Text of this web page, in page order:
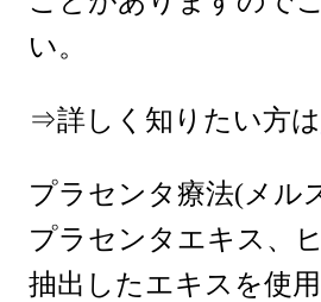
い。
⇒詳しく知りたい方は
プラセンタ療法(メル
プラセンタエキス、
抽出したエキスを使